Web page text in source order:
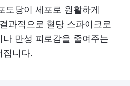
도당이 세포로 원활하게
과적으로 혈당 스파이크로
나 만성 피로감을 줄여주는
집니다.